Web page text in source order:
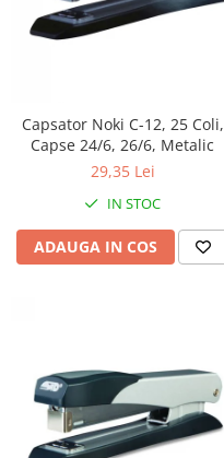
Capsator Noki C-12, 25 Coli,
Capse 24/6, 26/6, Metalic
29,35 Lei
IN STOC
ADAUGA IN COS